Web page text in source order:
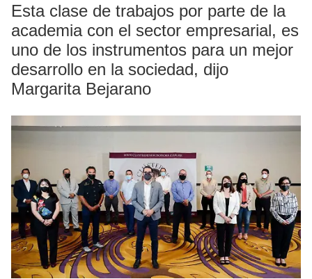
Esta clase de trabajos por parte de la
academia con el sector empresarial, es
uno de los instrumentos para un mejor
desarrollo en la sociedad, dijo
Margarita Bejarano